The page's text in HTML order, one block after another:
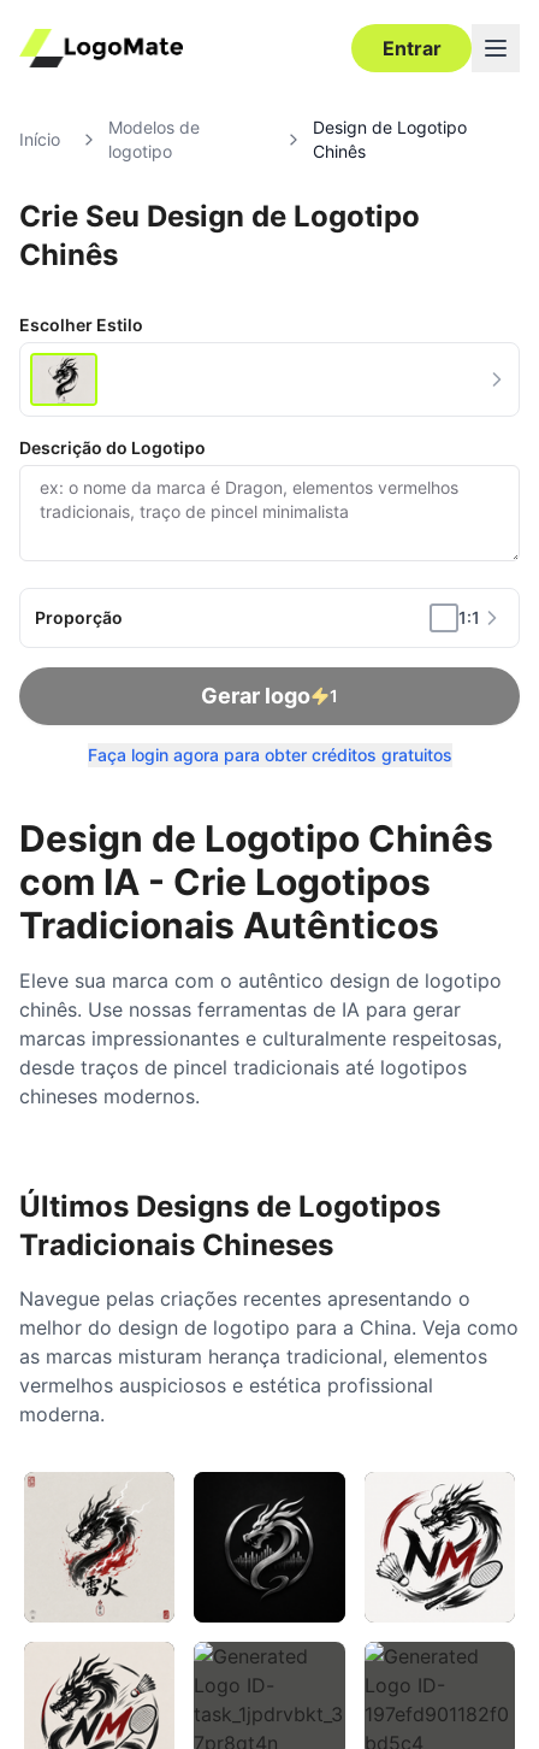
Entrar
Início
Modelos de
logotipo
Design de Logotipo
Chinês
Crie Seu Design de Logotipo
Chinês
Escolher Estilo
Descrição do Logotipo
Proporção 1:1
Gerar logo 1
Faça login agora para obter créditos gratuitos
Design de Logotipo Chinês
com IA - Crie Logotipos
Tradicionais Autênticos
Eleve sua marca com o autêntico design de logotipo
chinês. Use nossas ferramentas de IA para gerar
marcas impressionantes e culturalmente respeitosas,
desde traços de pincel tradicionais até logotipos
chineses modernos.
Últimos Designs de Logotipos
Tradicionais Chineses
Navegue pelas criações recentes apresentando o
melhor do design de logotipo para a China. Veja como
as marcas misturam herança tradicional, elementos
vermelhos auspiciosos e estética profissional
moderna.